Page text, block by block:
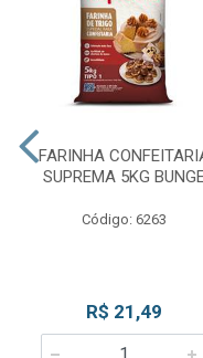
FARINHA
SUPREMA 5KG
Código: 6263
R$ 21,49